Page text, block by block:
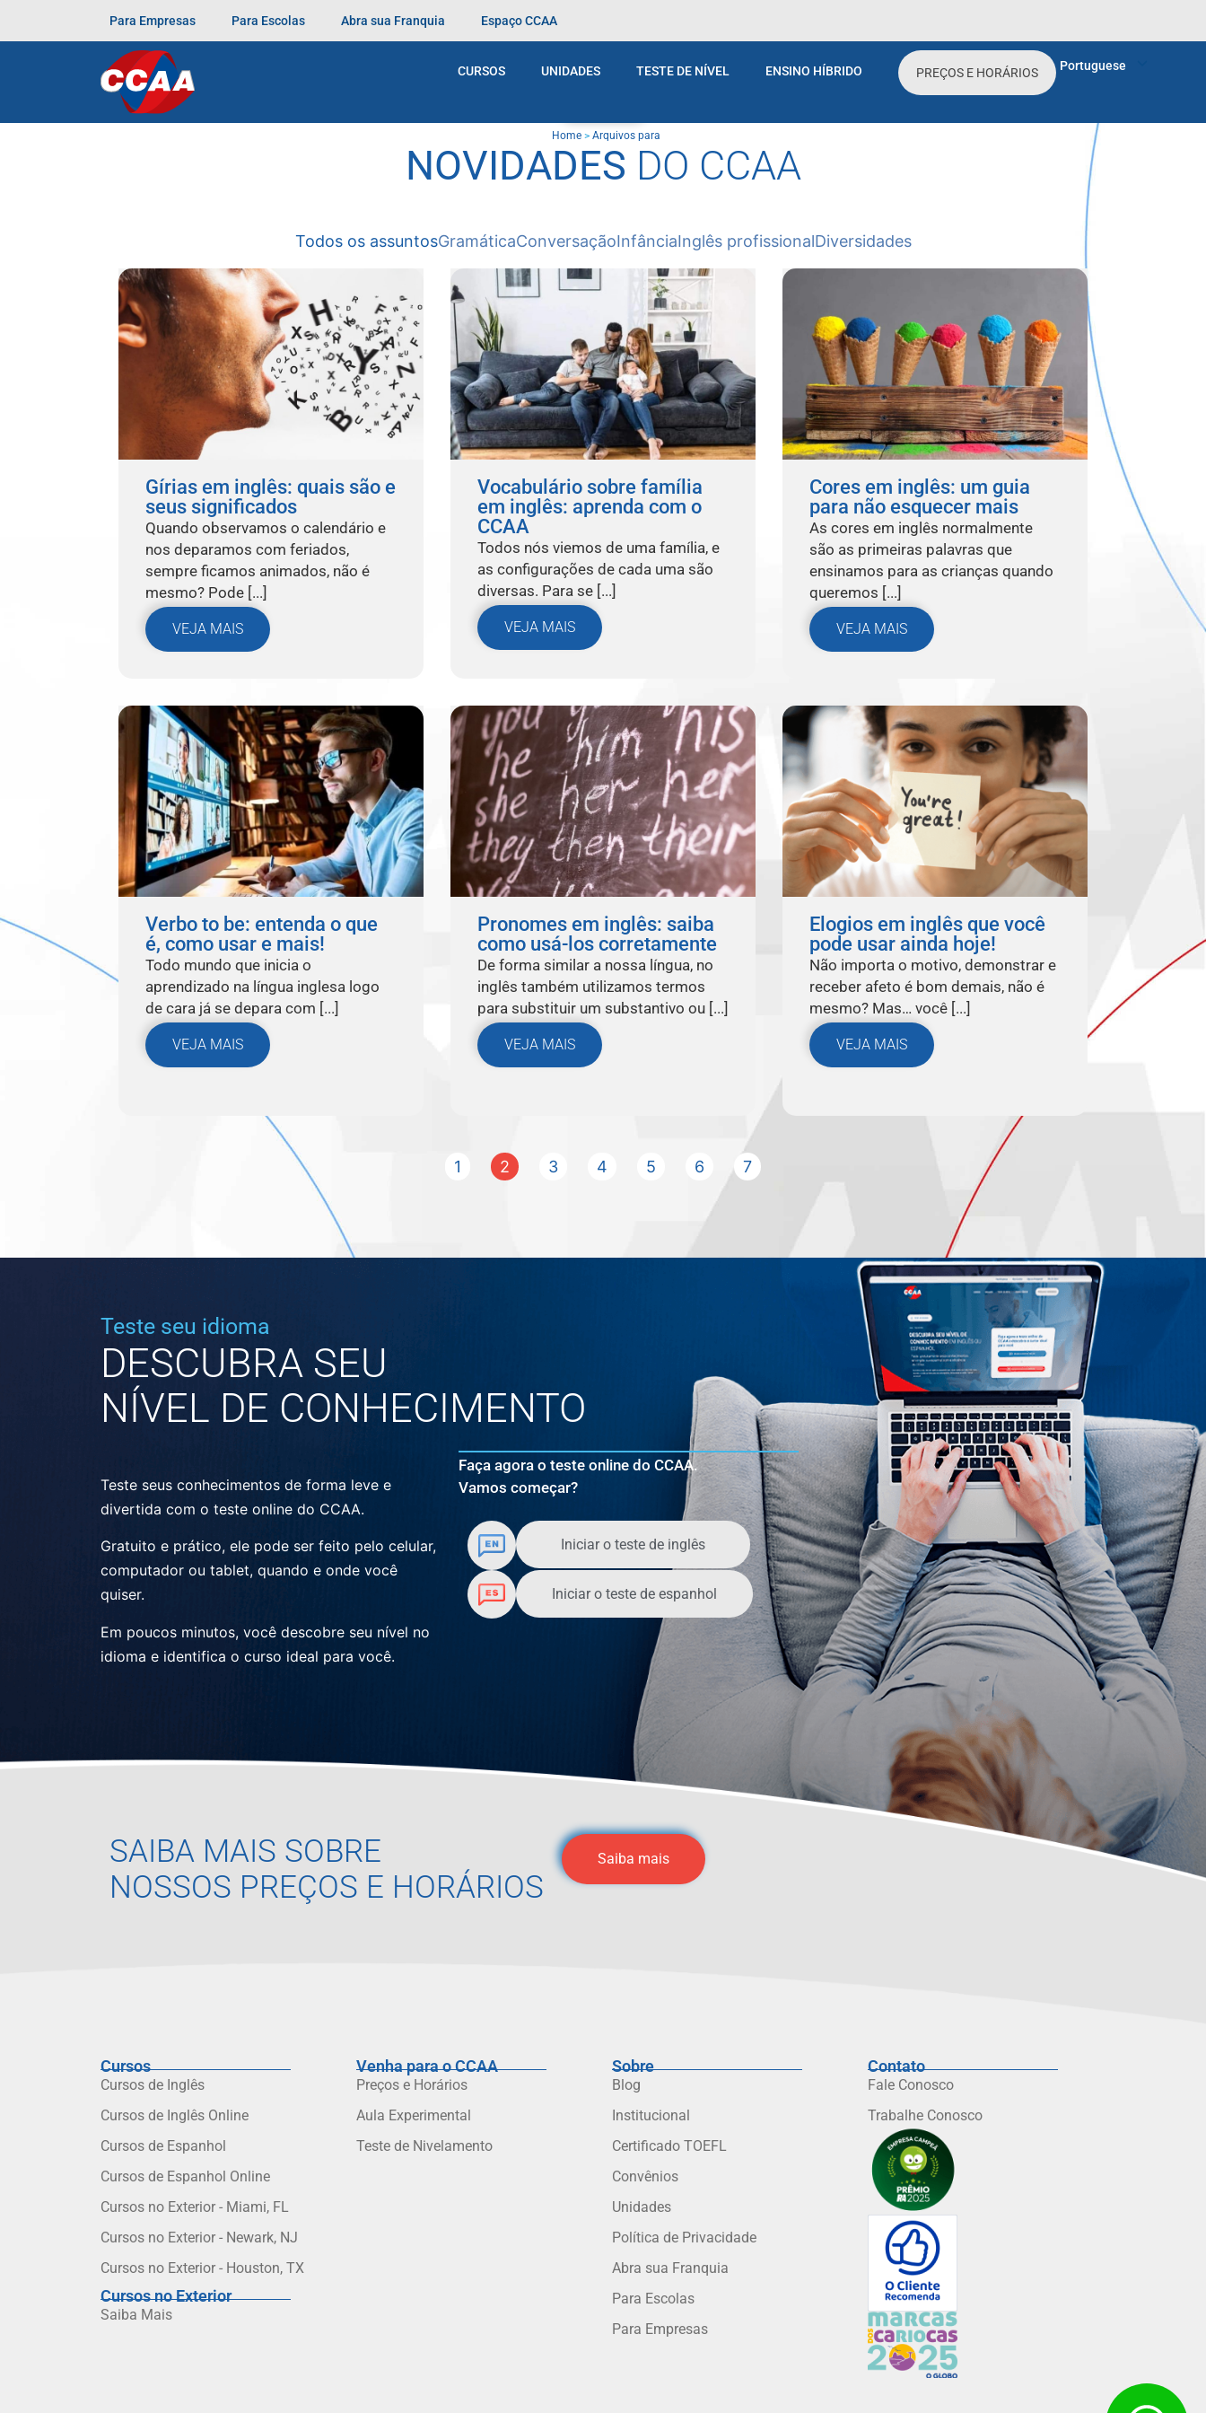
Para Empresas Para Escolas Abra sua Franquia Espaço CCAA
CURSOS UNIDADES TESTE DE NÍVEL ENSINO HÍBRIDO PREÇOS E HORÁRIOS Portuguese
Home > Arquivos para
NOVIDADES DO CCAA
Todos os assuntosGramáticaConversaçãoInfânciaInglês profissionalDiversidades
Gírias em inglês: quais são e
seus significados
Quando observamos o calendário e
nos deparamos com feriados,
sempre ficamos animados, não é
mesmo? Pode [...]
VEJA MAIS
Vocabulário sobre família
em inglês: aprenda com o
CCAA
Todos nós viemos de uma família, e
as configurações de cada uma são
diversas. Para se [...]
VEJA MAIS
Cores em inglês: um guia
para não esquecer mais
As cores em inglês normalmente
são as primeiras palavras que
ensinamos para as crianças quando
queremos [...]
VEJA MAIS
Verbo to be: entenda o que
é, como usar e mais!
Todo mundo que inicia o
aprendizado na língua inglesa logo
de cara já se depara com [...]
VEJA MAIS
Pronomes em inglês: saiba
como usá-los corretamente
De forma similar a nossa língua, no
inglês também utilizamos termos
para substituir um substantivo ou [...]
VEJA MAIS
Elogios em inglês que você
pode usar ainda hoje!
Não importa o motivo, demonstrar e
receber afeto é bom demais, não é
mesmo? Mas… você [...]
VEJA MAIS
1 2 3 4 5 6 7
Teste seu idioma
DESCUBRA SEU
NÍVEL DE CONHECIMENTO
Teste seus conhecimentos de forma leve e
divertida com o teste online do CCAA.
Gratuito e prático, ele pode ser feito pelo celular,
computador ou tablet, quando e onde você
quiser.
Em poucos minutos, você descobre seu nível no
idioma e identifica o curso ideal para você.
Faça agora o teste online do CCAA.
Vamos começar?
Iniciar o teste de inglês
Iniciar o teste de espanhol
SAIBA MAIS SOBRE
NOSSOS PREÇOS E HORÁRIOS
Saiba mais
Cursos
Cursos de Inglês
Cursos de Inglês Online
Cursos de Espanhol
Cursos de Espanhol Online
Cursos no Exterior - Miami, FL
Cursos no Exterior - Newark, NJ
Cursos no Exterior - Houston, TX
Cursos no Exterior
Saiba Mais
Venha para o CCAA
Preços e Horários
Aula Experimental
Teste de Nivelamento
Sobre
Blog
Institucional
Certificado TOEFL
Convênios
Unidades
Política de Privacidade
Abra sua Franquia
Para Escolas
Para Empresas
Contato
Fale Conosco
Trabalhe Conosco